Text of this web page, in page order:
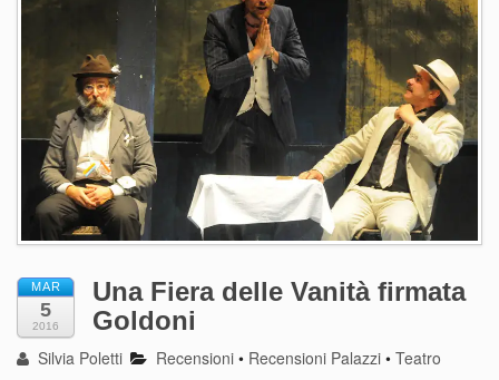
MAR
5
2016
Una Fiera delle Vanità firmata
Goldoni
Silvia Poletti Recensioni • Recensioni Palazzi •Teatro